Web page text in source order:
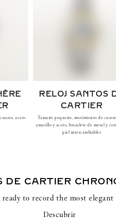
acero
RELOJ SANTOS
CARTIER
Tamaño pequeño, movimiento de
amarillo y acero, brazalete de metal y
piel intercambiables
DE CARTIER
ready to record the most
Descubrir